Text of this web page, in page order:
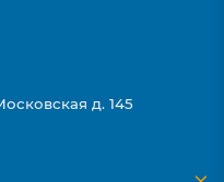
д. 145